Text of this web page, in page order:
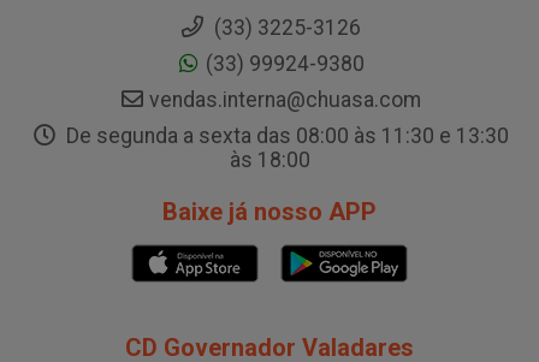
(33) 3225-3126
(33) 99924-9380
vendas.interna@chuasa.com
De segunda a sexta das 08:00 às 11:30 e 13:30
às 18:00
Baixe já nosso APP
CD Governador Valadares